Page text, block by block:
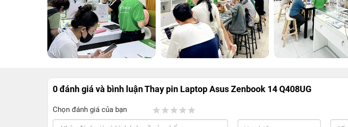
0 đánh giá và bình luậnThay pin Laptop Asus Zenbook 14 Q408UG
Chọn đánh giá của bạn